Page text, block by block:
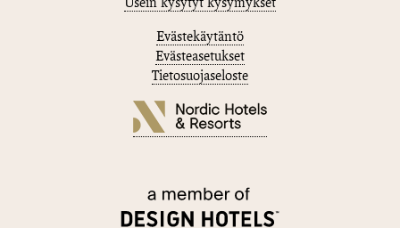
Usein kysytyt kysymykset
Evästekäytäntö
Evästeasetukset
Tietosuojaseloste